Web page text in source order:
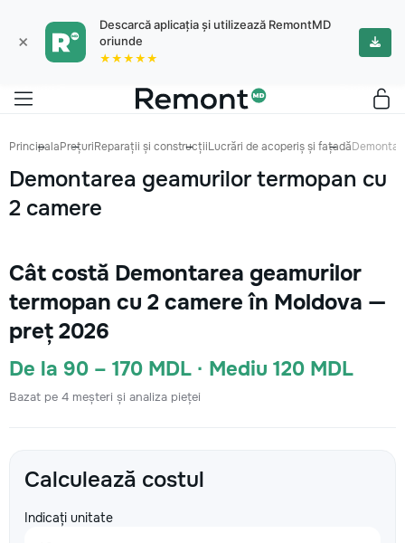
×
Descarcă aplicația și utilizează RemontMD
oriunde
★★★★★
PrincipalaPrețuriReparații și construcțiiLucrări de acoperiș și fațadă
Demontarea geamurilor termopan cu
2 camere
Cât costă Demontarea geamurilor
termopan cu 2 camere în Moldova —
preț 2026
De la 90 – 170 MDL · Mediu 120 MDL
Bazat pe 4 meșteri și analiza pieței
Calculează costul
Indicați unitate